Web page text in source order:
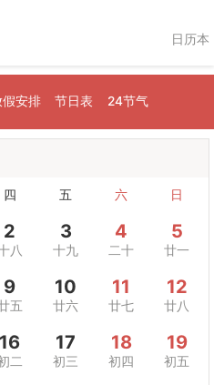
日历本
假安排 节日表 24节气
四 五 六 日
2
八
3
十九
4
二十
5
廿一
9
五
10
廿六
11
廿七
12
廿八
16
二
17
初三
18
初四
19
初五